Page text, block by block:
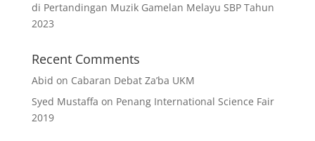
di Pertandingan Muzik Gamelan Melayu SBP Tahun
2023
Recent Comments
Abid on Cabaran Debat Za’ba UKM
Syed Mustaffa on Penang International Science Fair
2019